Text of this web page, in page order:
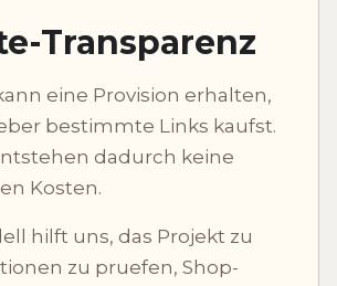
Transparenz
eine Provision erhalten,
bestimmte Links kaufst.
dadurch keine
Kosten.
hilft uns, das Projekt zu
zu pruefen, Shop-